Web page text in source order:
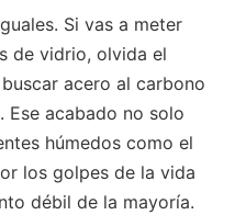
Si vas a meter
de vidrio, olvida el
acero al carbono
acabado no solo
húmedos como el
los golpes de la vida
débil de la mayoría.